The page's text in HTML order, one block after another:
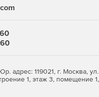
адрес: 119021, г. Москва,
1, этаж 3, помещение